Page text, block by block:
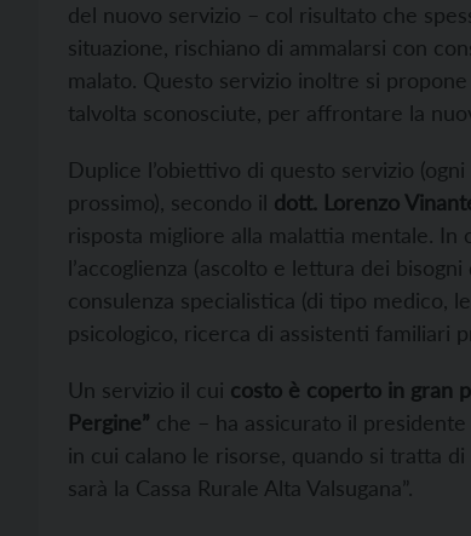
del nuovo servizio – col risultato che
situazione, rischiano di ammalarsi con
malato. Questo servizio inoltre si
talvolta sconosciute, per affrontare la
Duplice l’obiettivo di questo servizio
prossimo), secondo il dott. Lorenzo
risposta migliore alla malattia mentale.
l’accoglienza (ascolto e lettura dei
consulenza specialistica (di tipo medico,
psicologico, ricerca di assistenti familiari
Un servizio il cui costo è coperto in gran
Pergine” che – ha assicurato il
in cui calano le risorse, quando si tratta
sarà la Cassa Rurale Alta Valsugana”.